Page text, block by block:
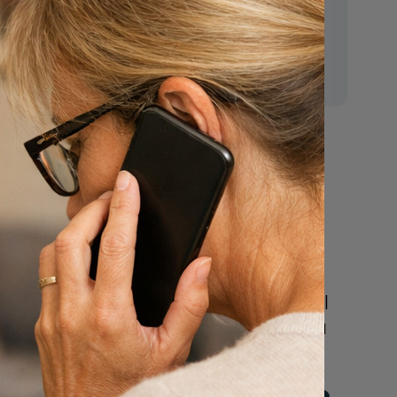
het
is
met
E-mail:
mr.vanderputten@gmail.com
Nu
een uitvaart
regelen
Beschrijf uw wensen
online of bel ons geheel
vrijblijvend voor hulp na
een overlijden.